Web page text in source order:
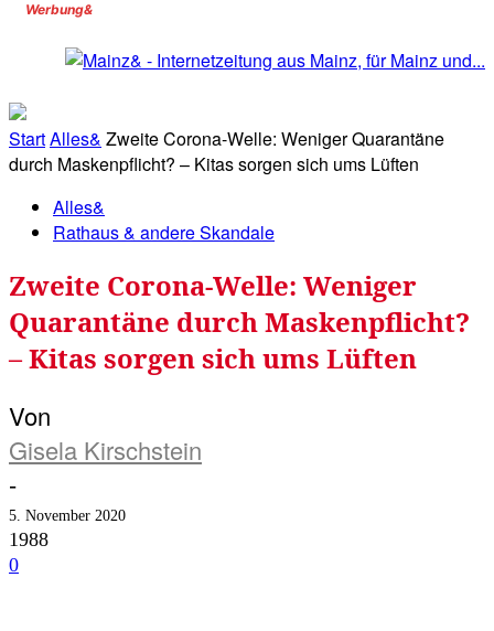
Werbung&
StartAlles& Zweite Corona-Welle: Weniger Quarantäne
durch Maskenpflicht? – Kitas sorgen sich ums Lüften
Alles&
Rathaus & andere Skandale
Zweite Corona-Welle: Weniger
Quarantäne durch Maskenpflicht?
– Kitas sorgen sich ums Lüften
Von
Gisela Kirschstein
-
5. November 2020
1988
0